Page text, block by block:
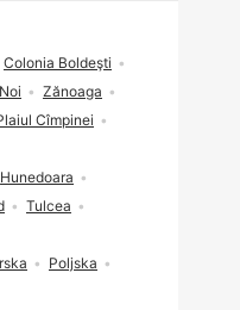
Poljska
Hunedoara
Tulcea
Colonia Boldeşti
Zănoaga
Cîmpinei